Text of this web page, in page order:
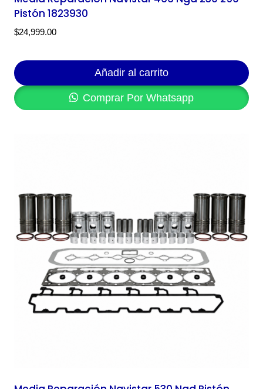
Pistón 1823930
$24,999.00
Añadir al carrito
Comprar Por Whatsapp